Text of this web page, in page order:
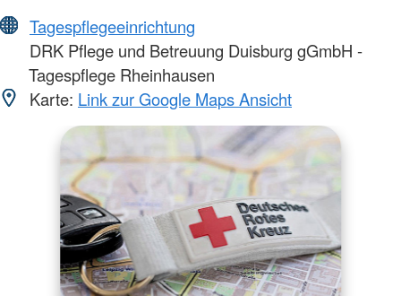
Tagespflegeeinrichtung
DRK Pflege und Betreuung Duisburg gGmbH -
Tagespflege Rheinhausen
Karte: Link zur Google Maps Ansicht